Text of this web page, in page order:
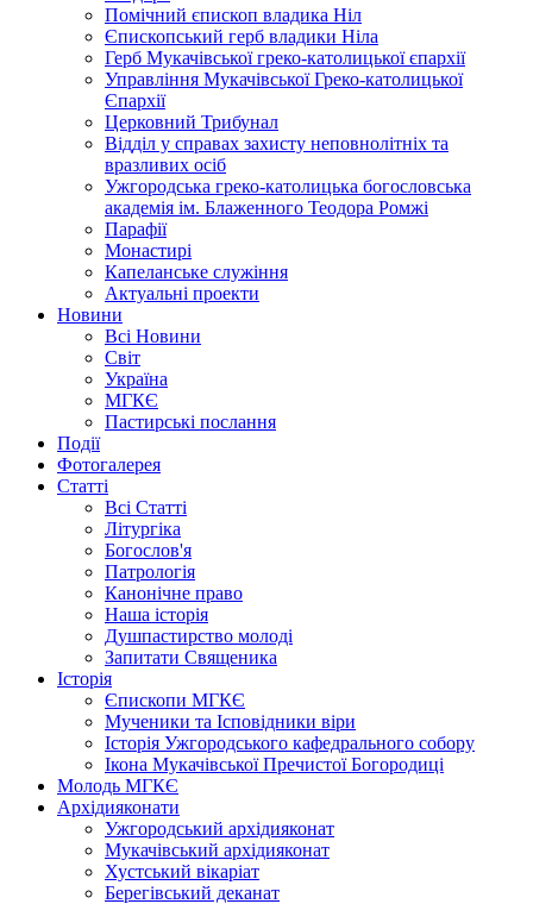
Помічний єпископ владика Ніл
Єпископський герб владики Ніла
Герб Мукачівської греко-католицької єпархії
Управління Мукачівської Греко-католицької
Єпархії
Церковний Трибунал
Відділ у справах захисту неповнолітніх та
вразливих осіб
Ужгородська греко-католицька богословська
академія ім. Блаженного Теодора Ромжі
Парафії
Монастирі
Капеланське служіння
Актуальні проекти
Новини
Всі Новини
Світ
Україна
МГКЄ
Пастирські послання
Події
Фотогалерея
Статті
Всі Статті
Літургіка
Богослов'я
Патрологія
Канонічне право
Наша історія
Душпастирство молоді
Запитати Священика
Історія
Єпископи МГКЄ
Мученики та Ісповідники віри
Історія Ужгородського кафедрального собору
Ікона Мукачівської Пречистої Богородиці
Молодь МГКЄ
Архідияконати
Ужгородський архідияконат
Мукачівський архідияконат
Хустський вікаріат
Берегівський деканат